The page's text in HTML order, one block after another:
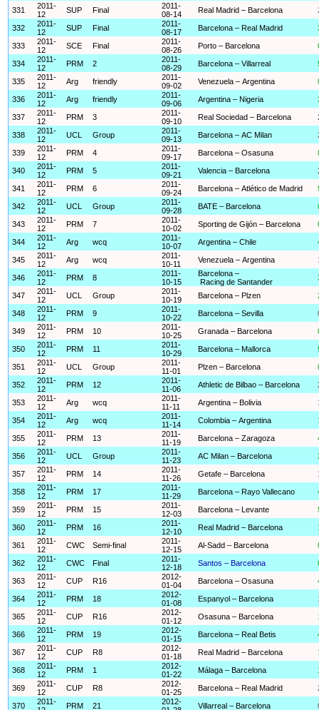
331
2011-
12
SUP Final
2011-
08-14
Real Madrid – Barcelona
332
2011-
12
SUP Final
2011-
08-17
Barcelona – Real Madrid
333
2011-
12
SCE Final
2011-
08-26
Porto – Barcelona
334
2011-
12
PRM 2
2011-
08-29
Barcelona – Villarreal
335
2011-
12
Arg friendly
2011-
09-02
Venezuela – Argentina
336
2011-
12
Arg friendly
2011-
09-06
Argentina – Nigeria
337
2011-
12
PRM 3
2011-
09-10
Real Sociedad – Barcelona
338
2011-
12
UCL Group
2011-
09-13
Barcelona – AC Milan
339
2011-
12
PRM 4
2011-
09-17
Barcelona – Osasuna
340
2011-
12
PRM 5
2011-
09-21
Valencia – Barcelona
341
2011-
12
PRM 6
2011-
09-24
Barcelona – Atlético de Madrid
342
2011-
12
UCL Group
2011-
09-28
BATE – Barcelona
343
2011-
12
PRM 7
2011-
10-02
Sporting de Gijón – Barcelona
344
2011-
12
Arg wcq
2011-
10-07
Argentina – Chile
345
2011-
12
Arg wcq
2011-
10-11
Venezuela – Argentina
346
2011-
12
PRM 8
2011-
10-15
Barcelona –
Racing de Santander
347
2011-
12
UCL Group
2011-
10-19
Barcelona – Plzen
348
2011-
12
PRM 9
2011-
10-22
Barcelona – Sevilla
349
2011-
12
PRM 10
2011-
10-25
Granada – Barcelona
350
2011-
12
PRM 11
2011-
10-29
Barcelona – Mallorca
351
2011-
12
UCL Group
2011-
11-01
Plzen – Barcelona
352
2011-
12
PRM 12
2011-
11-06
Athletic de Bilbao – Barcelona
353
2011-
12
Arg wcq
2011-
11-11
Argentina – Bolivia
354
2011-
12
Arg wcq
2011-
11-14
Colombia – Argentina
355
2011-
12
PRM 13
2011-
11-19
Barcelona – Zaragoza
356
2011-
12
UCL Group
2011-
11-23
AC Milan – Barcelona
357
2011-
12
PRM 14
2011-
11-26
Getafe – Barcelona
358
2011-
12
PRM 17
2011-
11-29
Barcelona – Rayo Vallecano
359
2011-
12
PRM 15
2011-
12-03
Barcelona – Levante
360
2011-
12
PRM 16
2011-
12-10
Real Madrid – Barcelona
361
2011-
12
CWC Semi-final
2011-
12-15
Al-Sadd – Barcelona
362
2011-
12
CWC Final
2011-
12-18
Santos – Barcelona
363
2011-
12
CUP R16
2012-
01-04
Barcelona – Osasuna
364
2011-
12
PRM 18
2012-
01-08
Espanyol – Barcelona
365
2011-
12
CUP R16
2012-
01-12
Osasuna – Barcelona
366
2011-
12
PRM 19
2012-
01-15
Barcelona – Real Betis
367
2011-
12
CUP R8
2012-
01-18
Real Madrid – Barcelona
368
2011-
12
PRM 1
2012-
01-22
Málaga – Barcelona
369
2011-
12
CUP R8
2012-
01-25
Barcelona – Real Madrid
370
2011-
PRM 21
2012-
Villarreal – Barcelona